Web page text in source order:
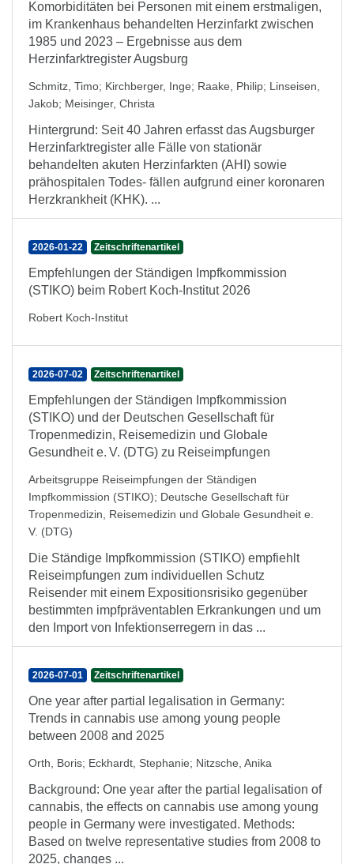
Komorbiditäten bei Personen mit einem erstmaligen,
im Krankenhaus behandelten Herzinfarkt zwischen
1985 und 2023 – Ergebnisse aus dem
Herzinfarktregister Augsburg
Schmitz, Timo; Kirchberger, Inge; Raake, Philip; Linseisen,
Jakob; Meisinger, Christa
Hintergrund: Seit 40 Jahren erfasst das Augsburger
Herzinfarktregister alle Fälle von stationär
behandelten akuten Herzinfarkten (AHI) sowie
prähospitalen Todes- fällen aufgrund einer koronaren
Herzkrankheit (KHK). ...
2026-01-22 Zeitschriftenartikel
Empfehlungen der Ständigen Impfkommission
(STIKO) beim Robert Koch-Institut 2026
Robert Koch-Institut
2026-07-02 Zeitschriftenartikel
Empfehlungen der Ständigen Impfkommission
(STIKO) und der Deutschen Gesellschaft für
Tropenmedizin, Reisemedizin und Globale
Gesundheit e. V. (DTG) zu Reiseimpfungen
Arbeitsgruppe Reiseimpfungen der Ständigen
Impfkommission (STIKO); Deutsche Gesellschaft für
Tropenmedizin, Reisemedizin und Globale Gesundheit e.
V. (DTG)
Die Ständige Impfkommission (STIKO) empfiehlt
Reiseimpfungen zum individuellen Schutz
Reisender mit einem Expositionsrisiko gegenüber
bestimmten impfpräventablen Erkrankungen und um
den Import von Infektionserregern in das ...
2026-07-01 Zeitschriftenartikel
One year after partial legalisation in Germany:
Trends in cannabis use among young people
between 2008 and 2025
Orth, Boris; Eckhardt, Stephanie; Nitzsche, Anika
Background: One year after the partial legalisation of
cannabis, the effects on cannabis use among young
people in Germany were investigated. Methods:
Based on twelve representative studies from 2008 to
2025, changes ...